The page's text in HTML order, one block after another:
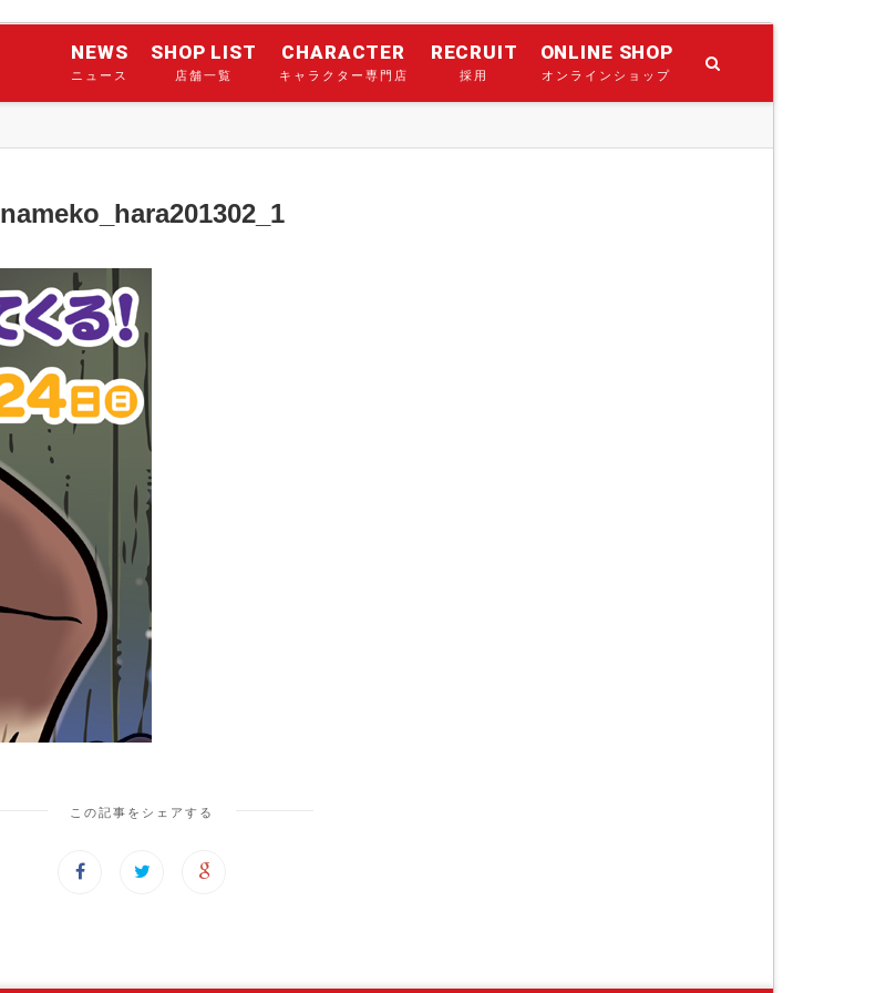
NEWS
ニュース
SHOP LIST
店舗一覧
CHARACTER
キャラクター専門店
RECRUIT
採用
ONLINE SHOP
オンラインショップ
nameko_hara201302_1
この記事をシェアする